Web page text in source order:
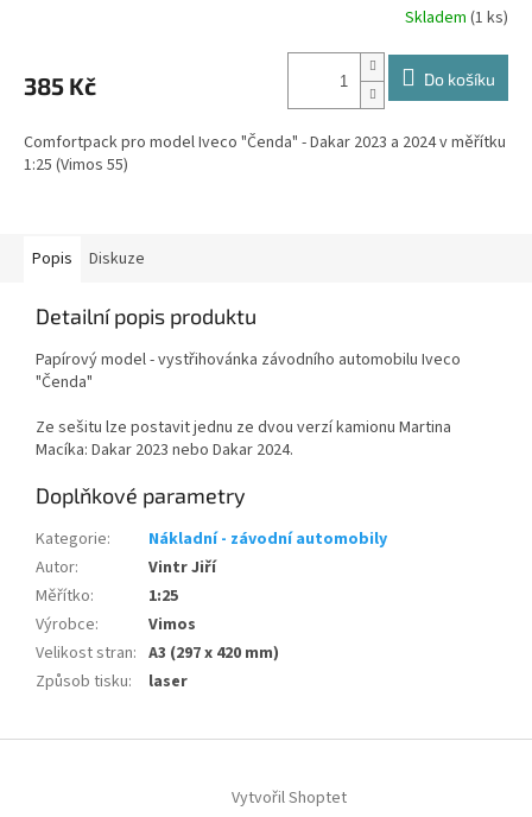
Skladem (1 ks)
385 Kč Do košíku
Comfortpack pro model Iveco "Čenda" - Dakar 2023 a 2024 v měřítku
1:25 (Vimos 55)
Popis Diskuze
Detailní popis produktu
Papírový model - vystřihovánka závodního automobilu Iveco
"Čenda"
Ze sešitu lze postavit jednu ze dvou verzíkamionu Martina
Macíka: Dakar 2023 nebo Dakar 2024.
Doplňkové parametry
Kategorie:
Nákladní - závodní automobily
Autor:
Vintr Jiří
Měřítko:
1:25
Výrobce:
Vimos
Velikost stran: A3 (297 x 420 mm)
Způsob tisku: laser
Vytvořil Shoptet